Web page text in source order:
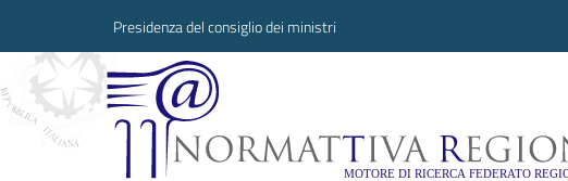
Presidenza del consiglio dei ministri